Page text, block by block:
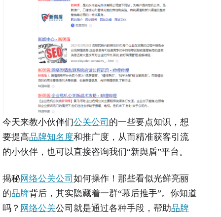
今天来教小伙伴们公关公司 的一些要点知识，想
要提高品牌知名度和推广度，从而精准获客引流
的小伙伴，也可以直接咨询我们“新舆盾”平台。
揭秘网络公关公司 如何操作！那些看似光鲜亮丽
的品牌背后，其实隐藏着一群“幕后推手”。你知道
吗？ 网络公关公司就是通过各种手段，帮助品牌